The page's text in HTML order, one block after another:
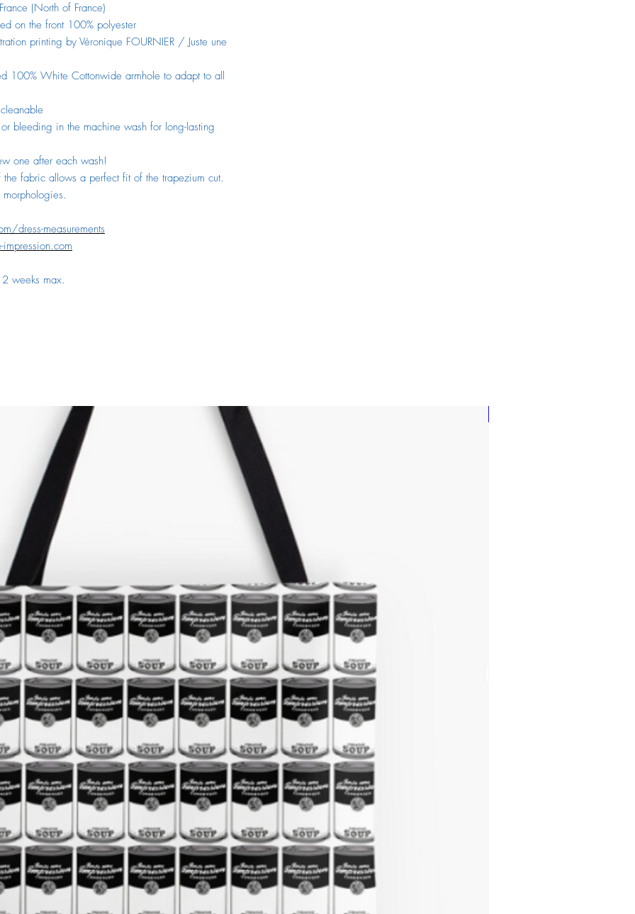
(North of France)
on the front 100% polyester
printing by Véronique FOURNIER / Juste une
100% White Cottonwide armhole to adapt to all
bleeding in the machine wash for long-lasting
one after each wash!
fabric allows a perfect fit of the trapezium cut.
dress-measurements
impression.com
weeks max.